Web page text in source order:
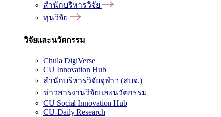
สำนักบริหารวิจัย
ทุนวิจัย
วิจัยและนวัตกรรม
Chula DigiVerse
CU Innovation Hub
สำนักบริหารวิจัยจุฬาฯ (สบจ.)
ข่าวสารงานวิจัยและนวัตกรรม
CU Social Innovation Hub
CU-Daily Research